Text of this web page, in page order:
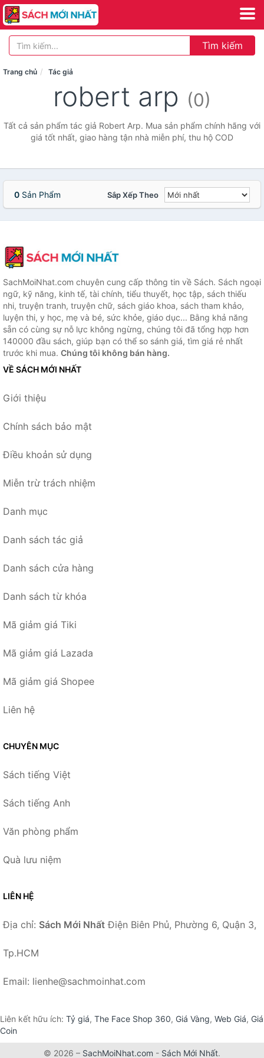
Tìm kiếm
Trang chủ Tác giả
robert arp (0)
Tất cả sản phẩm tác giả Robert Arp. Mua sản phẩm chính hãng với
giá tốt nhất, giao hàng tận nhà miễn phí, thu hộ COD
0 Sản Phẩm Sắp Xếp Theo
SachMoiNhat.com chuyên cung cấp thông tin về Sách. Sách ngoại
ngữ, kỹ năng, kinh tế, tài chính, tiểu thuyết, học tập, sách thiếu
nhi, truyện tranh, truyện chữ, sách giáo khoa, sách tham khảo,
luyện thi, y học, mẹ và bé, sức khỏe, giáo dục... Bằng khả năng
sẵn có cùng sự nỗ lực không ngừng, chúng tôi đã tổng hợp hơn
140000 đầu sách, giúp bạn có thể so sánh giá, tìm giá rẻ nhất
trước khi mua. Chúng tôi không bán hàng.
VỀ SÁCH MỚI NHẤT
Giới thiệu
Chính sách bảo mật
Điều khoản sử dụng
Miễn trừ trách nhiệm
Danh mục
Danh sách tác giả
Danh sách cửa hàng
Danh sách từ khóa
Mã giảm giá Tiki
Mã giảm giá Lazada
Mã giảm giá Shopee
Liên hệ
CHUYÊN MỤC
Sách tiếng Việt
Sách tiếng Anh
Văn phòng phẩm
Quà lưu niệm
LIÊN HỆ
Địa chỉ: Sách Mới Nhất Điện Biên Phủ, Phường 6, Quận 3,
Tp.HCM
Email: lienhe@sachmoinhat.com
Liên kết hữu ích: Tỷ giá, The Face Shop 360, Giá Vàng, Web Giá, Giá
Coin
© 2026 – SachMoiNhat.com - Sách Mới Nhất.